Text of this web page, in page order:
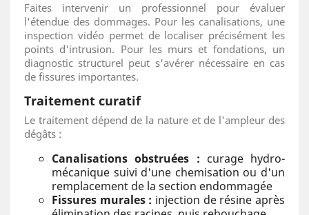
Faites intervenir un professionnel pour évaluer
l'étendue des dommages. Pour les canalisations, une
inspection vidéo permet de localiser précisément les
points d'intrusion. Pour les murs et fondations, un
diagnostic structurel peut s'avérer nécessaire en cas
de fissures importantes.
Traitement curatif
Le traitement dépend de la nature et de l'ampleur des
dégâts :
Canalisations obstruées : curage hydro-
mécanique suivi d'une chemisation ou d'un
remplacement de la section endommagée
Fissures murales : injection de résine après